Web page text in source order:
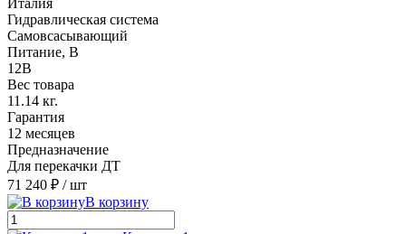
Гидравлическая система
Cамовсасывающий
Питание, В
12В
Вес товара
11.14 кг.
Гарантия
12 месяцев
Предназначение
Для перекачки ДТ
71 240 ₽ / шт
В корзину